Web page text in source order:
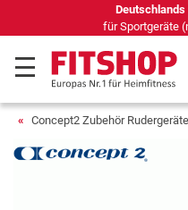
für Sportgeräte
Concept2 Zubehör Rudergeräte